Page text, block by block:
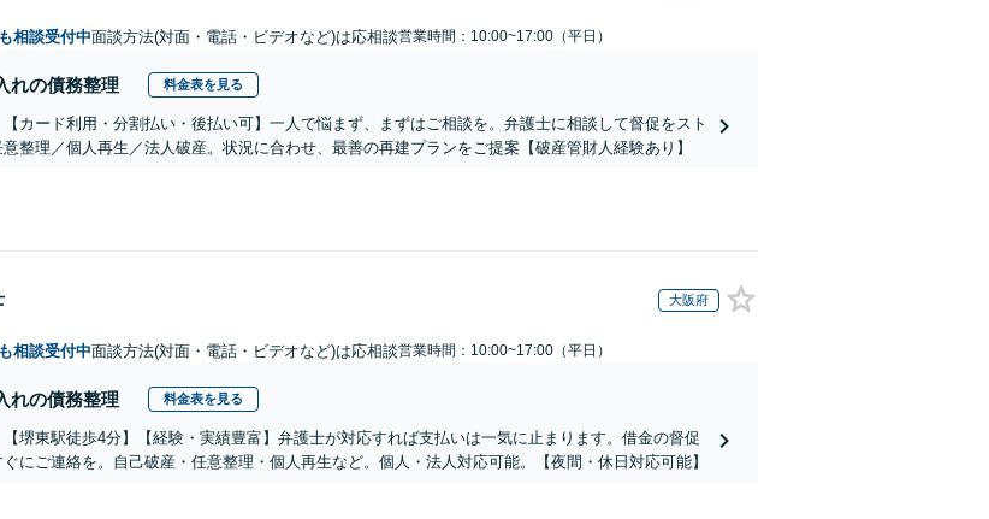
相談受付中面談方法(対面・電話・ビデオなど)は応相談営業時間：10:00~17:00（平日）
れの債務整理 料金表を見る
【カード利用・分割払い・後払い可】一人で悩まず、まずはご相談を。弁護士に相談して督促をスト
整理／個人再生／法人破産。状況に合わせ、最善の再建プランをご提案【破産管財人経験あり】
大阪府
相談受付中面談方法(対面・電話・ビデオなど)は応相談営業時間：10:00~17:00（平日）
れの債務整理 料金表を見る
【堺東駅徒歩4分】【経験・実績豊富】弁護士が対応すれば支払いは一気に止まります。借金の督促
にご連絡を。自己破産・任意整理・個人再生など。個人・法人対応可能。【夜間・休日対応可能】